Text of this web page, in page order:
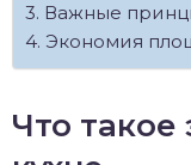
Важные
Экономия
Что такое